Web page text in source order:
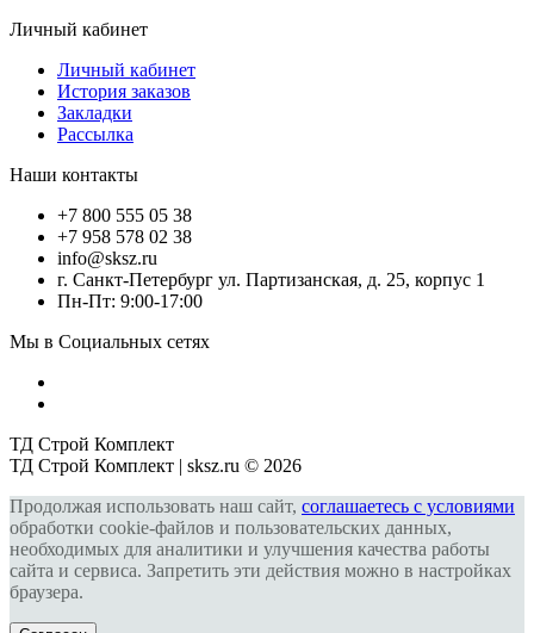
Личный кабинет
Личный кабинет
История заказов
Закладки
Рассылка
Наши контакты
+7 800 555 05 38
+7 958 578 02 38
info@sksz.ru
г. Санкт-Петербург ул. Партизанская, д. 25, корпус 1
Пн-Пт: 9:00-17:00
Мы в Социальных сетях
ТД Строй Комплект
ТД Строй Комплект | sksz.ru © 2026
Продолжая использовать наш сайт, соглашаетесь с условиями
обработки cookie-файлов и пользовательских данных,
необходимых для аналитики и улучшения качества работы
сайта и сервиса. Запретить эти действия можно в настройках
браузера.